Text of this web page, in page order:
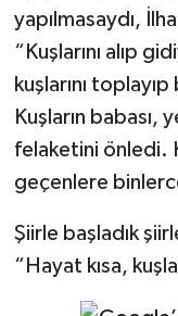
yapılmasaydı,
“Kuşlarını alıp
kuşlarını
Kuşların
felaketini önledi.
geçenlere
Şiirle başladık
“Hayat kısa,